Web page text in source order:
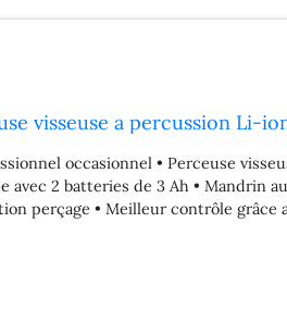
visseuse a percussion Li-
occasionnel • Perceuse
avec 2 batteries de 3 Ah • Mandrin
perçage • Meilleur contrôle
de série: • Coffret plastique
(194533-6) • 2x Batterie
de batterie nominale: 18 V • Pas
42 / 27 Nm • Réglage du couple